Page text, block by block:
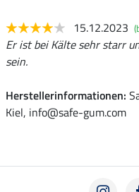
15.12.2023
Er ist bei Kälte sehr starr
sein.
Herstellerinformationen:
Kiel, info@safe-gum.com